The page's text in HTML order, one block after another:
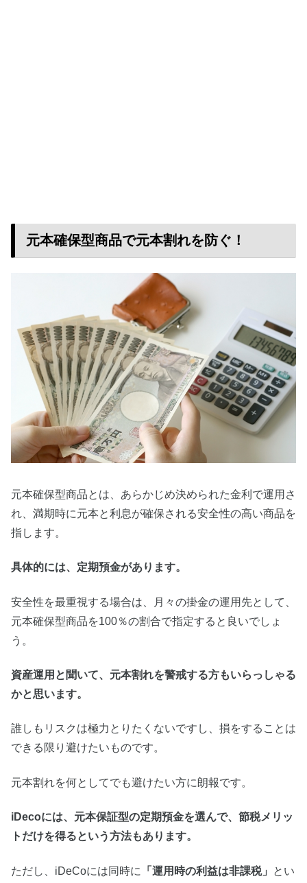
元本確保型商品で元本割れを防ぐ！
元本確保型商品とは、あらかじめ決められた金利で運用さ
れ、満期時に元本と利息が確保される安全性の高い商品を
指します。
具体的には、定期預金があります。
安全性を最重視する場合は、月々の掛金の運用先として、
元本確保型商品を100％の割合で指定すると良いでしょ
う。
資産運用と聞いて、元本割れを警戒する方もいらっしゃる
かと思います。
誰しもリスクは極力とりたくないですし、損をすることは
できる限り避けたいものです。
元本割れを何としてでも避けたい方に朗報です。
iDecoには、元本保証型の定期預金を選んで、節税メリッ
トだけを得るという方法もあります。
ただし、iDeCoには同時に 「運用時の利益は非課税」
とい